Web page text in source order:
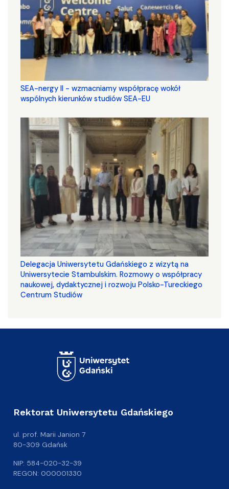
SEA-nergy II - wzmacniamy współpracę wokół
wspólnych kierunków studiów SEA-EU
Delegacja Uniwersytetu Gdańskiego z wizytą na
Uniwersytecie Stambulskim. Rozmowy o współpracy
naukowej, dydaktycznej i rozwoju Polsko-Tureckiego
Centrum Studiów
Rektorat Uniwersytetu Gdańskiego
ul. prof. Marii Janion 7
80-309 Gdańsk
NIP: 584-020-32-39
REGON: 000001330